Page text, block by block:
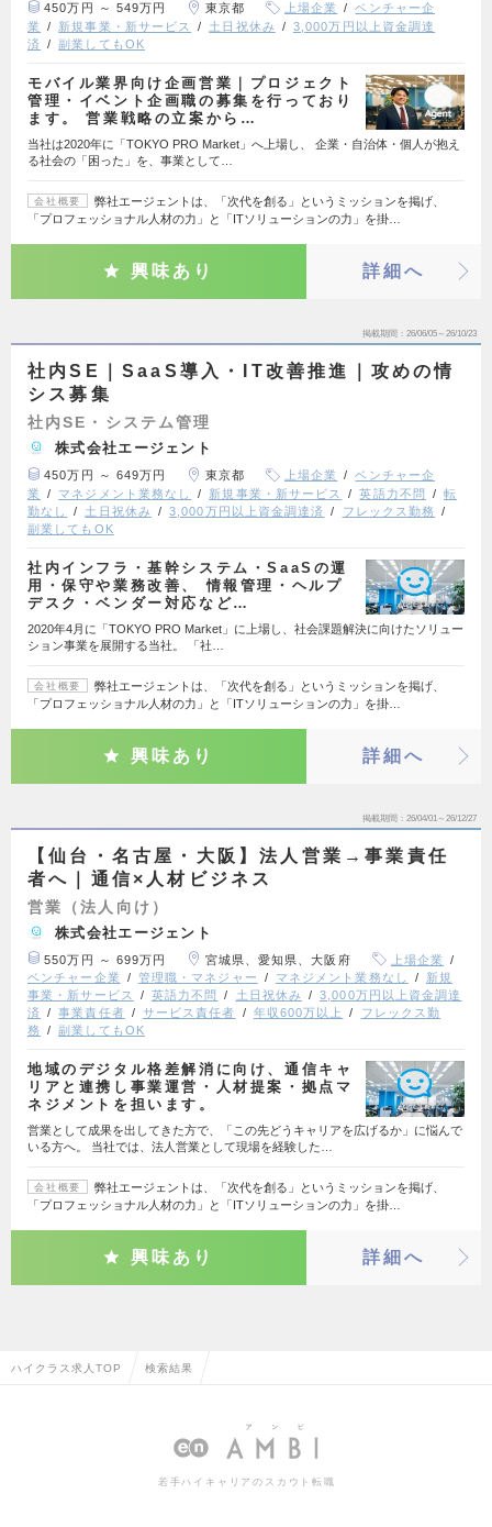
450万円 ～ 549万円 東京都 上場企業
ベンチャー企
業
新規事業・新サービス 土日祝休み
3,000万円以上資金調達
済
副業してもOK
モバイル業界向け企画営業｜プロジェクト
管理・イベント企画職の募集を行っており
ます。 営業戦略の立案から…
当社は2020年に「TOKYO PRO Market」へ上場し、 企業・自治体・個人が抱え
る社会の「困った」を、事業として…
会社概要
弊社エージェントは、「次代を創る」というミッションを掲げ、
「プロフェッショナル人材の力」と「ITソリューションの力」を掛…
興味あり 詳細へ
掲載期間 26/06/05～26/10/23
社内SE｜SaaS導入・IT改善推進｜攻めの情
シス募集
社内SE・システム管理
株式会社エージェント
450万円 ～ 649万円 東京都 上場企業
ベンチャー企
業
マネジメント業務なし 新規事業・新サービス 英語力不問
転
勤なし
土日祝休み 3,000万円以上資金調達済
フレックス勤務
副業してもOK
社内インフラ・基幹システム・SaaSの運
用・保守や業務改善、 情報管理・ヘルプ
デスク・ベンダー対応など…
2020年4月に「TOKYO PRO Market」に上場し、社会課題解決に向けたソリュー
ション事業を展開する当社。 「社…
会社概要
弊社エージェントは、「次代を創る」というミッションを掲げ、
「プロフェッショナル人材の力」と「ITソリューションの力」を掛…
興味あり 詳細へ
掲載期間 26/04/01～26/12/27
【仙台・名古屋・大阪】法人営業→事業責任
者へ｜通信×人材ビジネス
営業（法人向け）
株式会社エージェント
550万円 ～ 699万円 宮城県、愛知県、大阪府
上場企業
ベンチャー企業
管理職・マネジャー マネジメント業務なし
新規
事業・新サービス
英語力不問 土日祝休み
3,000万円以上資金調達
済
事業責任者 サービス責任者 年収600万以上
フレックス勤
務
副業してもOK
地域のデジタル格差解消に向け、通信キャ
リアと連携し事業運営・人材提案・拠点マ
ネジメントを担います。
営業として成果を出してきた方で、「この先どうキャリアを広げるか」に悩んで
いる方へ。 当社では、法人営業として現場を経験した…
会社概要
弊社エージェントは、「次代を創る」というミッションを掲げ、
「プロフェッショナル人材の力」と「ITソリューションの力」を掛…
興味あり 詳細へ
ハイクラス求人TOP 検索結果
若手ハイキャリアのスカウト転職